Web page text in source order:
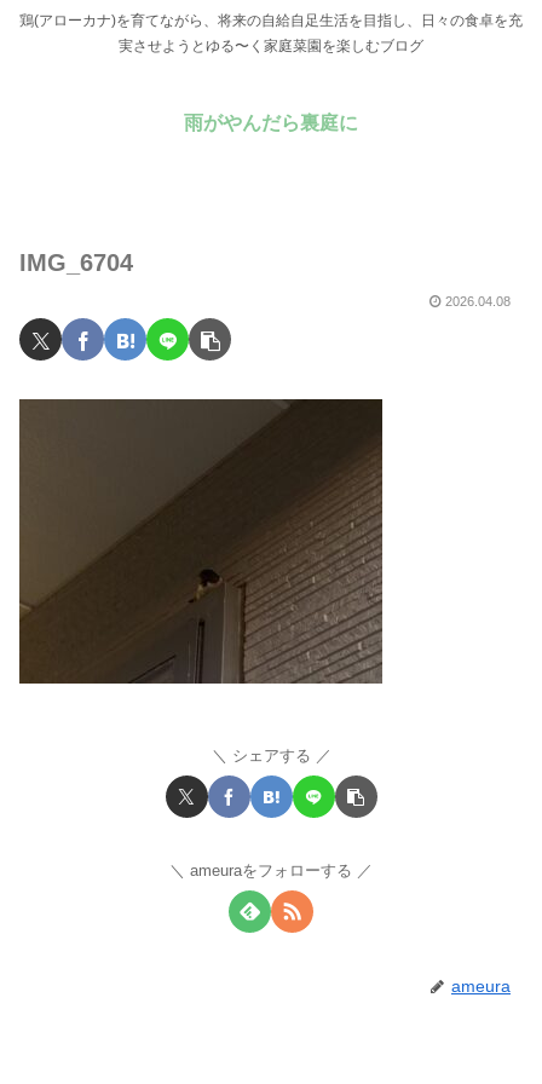
鶏(アローカナ)を育てながら、将来の自給自足生活を目指し、日々の食卓を充
実させようとゆる〜く家庭菜園を楽しむブログ
雨がやんだら裏庭に
IMG_6704
2026.04.08
シェアする
ameuraをフォローする
ameura